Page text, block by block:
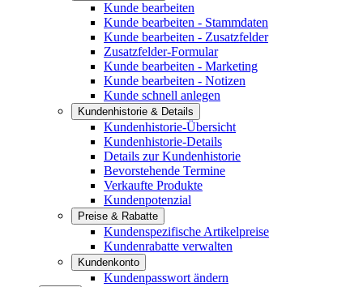
Kunde bearbeiten
Kunde bearbeiten - Stammdaten
Kunde bearbeiten - Zusatzfelder
Zusatzfelder-Formular
Kunde bearbeiten - Marketing
Kunde bearbeiten - Notizen
Kunde schnell anlegen
Kundenhistorie & Details
Kundenhistorie-Übersicht
Kundenhistorie-Details
Details zur Kundenhistorie
Bevorstehende Termine
Verkaufte Produkte
Kundenpotenzial
Preise & Rabatte
Kundenspezifische Artikelpreise
Kundenrabatte verwalten
Kundenkonto
Kundenpasswort ändern